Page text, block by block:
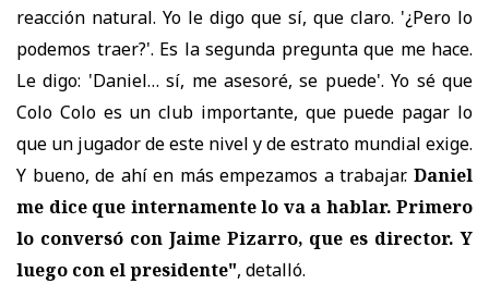
reacción natural. Yo le digo que sí, que claro. '¿Pero lo
podemos traer?'. Es la segunda pregunta que me hace.
Le digo: 'Daniel… sí, me asesoré, se puede'. Yo sé que
Colo Colo es un club importante, que puede pagar lo
que un jugador de este nivel y de estrato mundial exige.
Y bueno, de ahí en más empezamos a trabajar. Daniel
me dice que internamente lo va a hablar. Primero
lo conversó con Jaime Pizarro, que es director. Y
luego con el presidente", detalló.